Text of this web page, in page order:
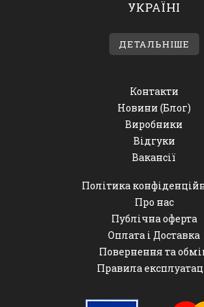
УКРАЇНІ
ДЕТАЛЬНІШЕ
Контакти
Новини (Блог)
Виробники
Відгуки
Вакансії
Політика
Про нас
Публічна оферта
Оплата і Доставка
Повернення та
Правила